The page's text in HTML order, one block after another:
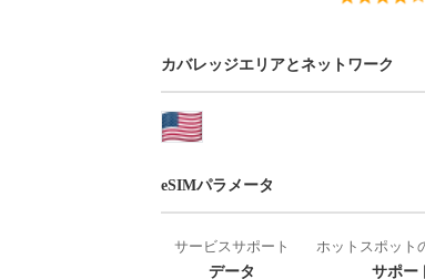
カバレッジエリアとネットワーク
eSIMパラメータ
サービスサポート
データ
ホットスポット
サポー